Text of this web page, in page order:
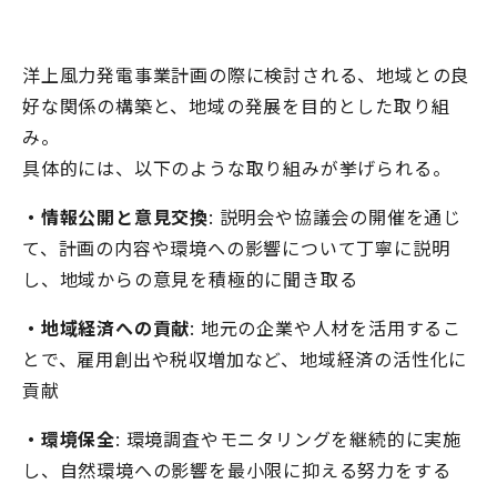
洋上風力発電事業計画の際に検討される、地域との良
好な関係の構築と、地域の発展を目的とした取り組
み。
具体的には、以下のような取り組みが挙げられる。
・情報公開と意見交換: 説明会や協議会の開催を通じ
て、計画の内容や環境への影響について丁寧に説明
し、地域からの意見を積極的に聞き取る
・地域経済への貢献: 地元の企業や人材を活用するこ
とで、雇用創出や税収増加など、地域経済の活性化に
貢献
・環境保全: 環境調査やモニタリングを継続的に実施
し、自然環境への影響を最小限に抑える努力をする